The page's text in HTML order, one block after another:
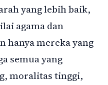
yang lebih baik,
agama dan
hanya mereka yang
semua yang
moralitas tinggi,